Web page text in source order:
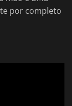
por completo